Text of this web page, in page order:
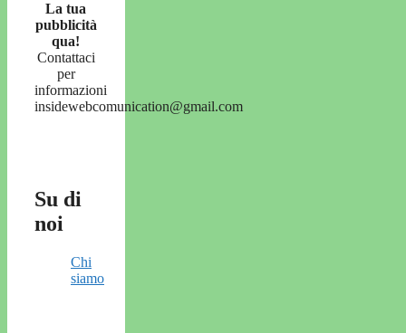
La tua
pubblicità
qua!
Contattaci
per
informazioni
insidewebcomunication@gmail.com
Su di
noi
Chi
siamo